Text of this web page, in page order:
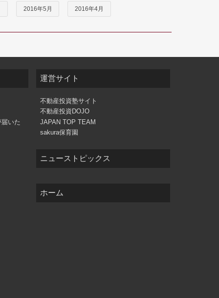
2016年5月 2016年4月
いた
運営サイト
不動産投資塾サイト
不動産投資DOJO
JAPAN TOP TEAM
sakura保育園
ニューストピックス
ホーム